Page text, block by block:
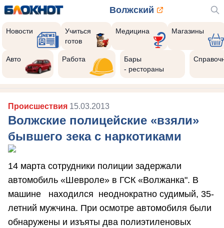
Волжский
Новости
Учиться
готов
Медицина Магазины
Авто Работа
Бары
- рестораны
Происшествия 15.03.2013
Волжские полицейские «взяли»
бывшего зека с наркотиками
14 марта сотрудники полиции задержали
автомобиль «Шевроле» в ГСК «Волжанка". В
машине находился неоднократно судимый, 35-
летний мужчина. При осмотре автомобиля были
обнаружены и изъяты два полиэтиленовых